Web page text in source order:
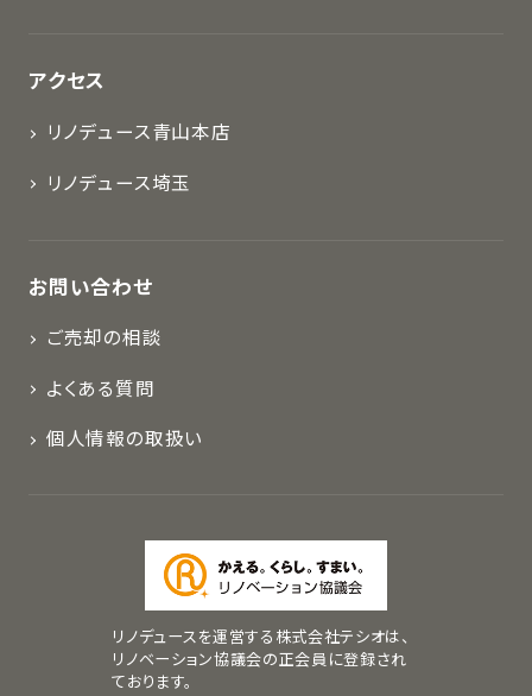
アクセス
リノデュース青山本店
リノデュース埼玉
お問い合わせ
ご売却の相談
よくある質問
個人情報の取扱い
リノデュースを運営する株式会社テシオは、
リノベーション協議会の正会員に登録され
ております。